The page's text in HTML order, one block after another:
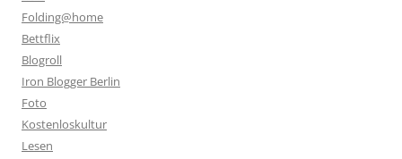
Folding@home
Bettflix
Blogroll
Iron Blogger Berlin
Foto
Kostenloskultur
Lesen